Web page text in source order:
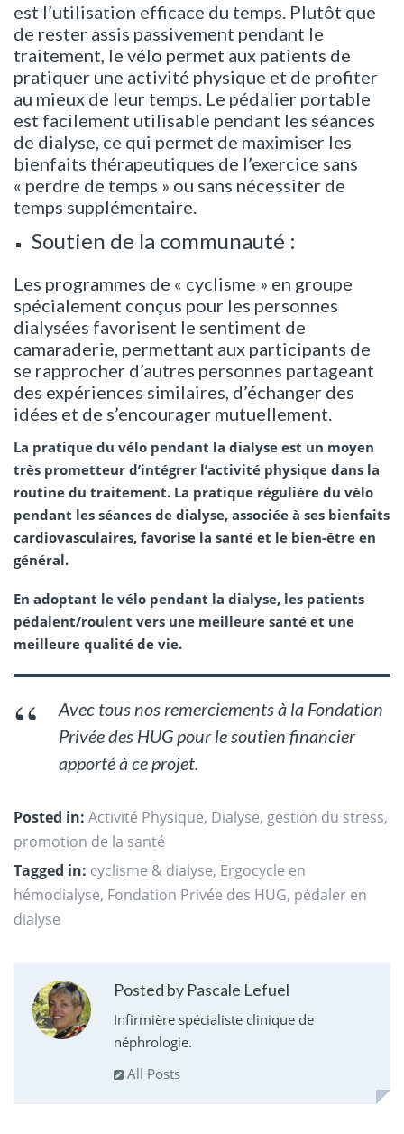
est l’utilisation efficace du temps. Plutôt que
de rester assis passivement pendant le
traitement, le vélo permet aux patients de
pratiquer une activité physique et de profiter
au mieux de leur temps. Le pédalier portable
est facilement utilisable pendant les séances
de dialyse, ce qui permet de maximiser les
bienfaits thérapeutiques de l’exercice sans
« perdre de temps » ou sans nécessiter de
temps supplémentaire.
Soutien de la communauté :
Les programmes de « cyclisme » en groupe
spécialement conçus pour les personnes
dialysées favorisent le sentiment de
camaraderie, permettant aux participants de
se rapprocher d’autres personnes partageant
des expériences similaires, d’échanger des
idées et de s’encourager mutuellement.
La pratique du vélo pendant la dialyse est un moyen
très prometteur d’intégrer l’activité physique dans la
routine du traitement. La pratique régulière du vélo
pendant les séances de dialyse, associée à ses bienfaits
cardiovasculaires, favorise la santé et le bien-être en
général.
En adoptant le vélo pendant la dialyse, les patients
pédalent/roulent vers une meilleure santé et une
meilleure qualité de vie.
Avec tous nos remerciements à la Fondation
Privée des HUG pour le soutien financier
apporté à ce projet.
Posted in: Activité Physique, Dialyse, gestion du stress,
promotion de la santé
Tagged in: cyclisme & dialyse, Ergocycle en
hémodialyse, Fondation Privée des HUG, pédaler en
dialyse
Posted by Pascale Lefuel
Infirmière spécialiste clinique de
néphrologie.
All Posts